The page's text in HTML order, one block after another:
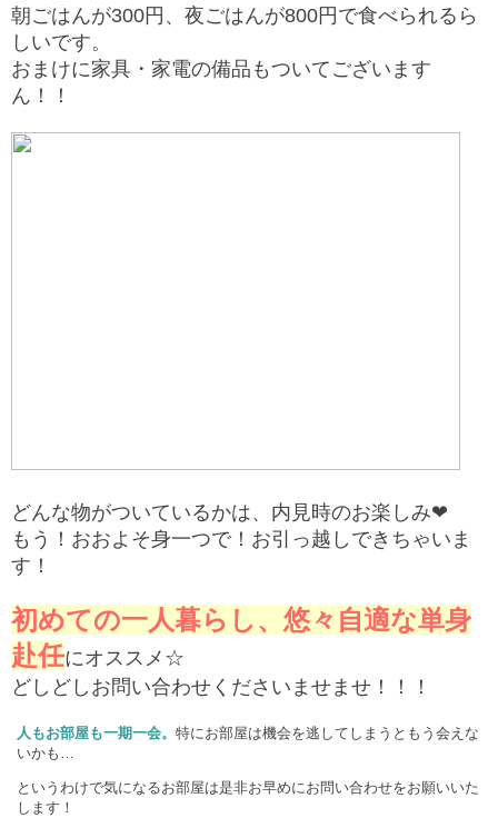
朝ごはんが300円、夜ごはんが800円で食べられるら
しいです。
おまけに家具・家電の備品もついてございます
ん！！
どんな物がついているかは、内見時のお楽しみ❤
もう！おおよそ身一つで！お引っ越しできちゃいま
す！
初めての一人暮らし、悠々自適な単身
赴任にオススメ☆
どしどしお問い合わせくださいませませ！！！
人もお部屋も一期一会。 特にお部屋は機会を逃してしまうともう会えな
いかも…
というわけで気になるお部屋は是非お早めにお問い合わせをお願いいた
します！